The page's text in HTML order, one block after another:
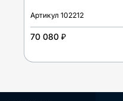
Артикул 102212
70 080 ₽